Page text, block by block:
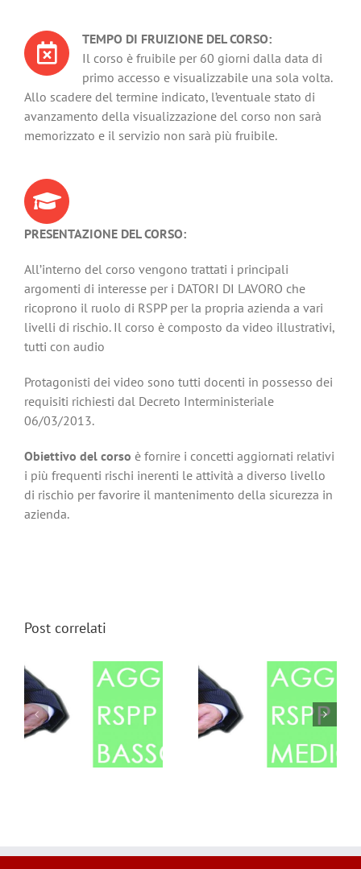
TEMPO DI FRUIZIONE DEL CORSO:
Il corso è fruibile per 60 giorni dalla data di
primo accesso e visualizzabile una sola volta.
Allo scadere del termine indicato, l’eventuale stato di
avanzamento della visualizzazione del corso non sarà
memorizzato e il servizio non sarà più fruibile.
PRESENTAZIONE DEL CORSO:
All’interno del corso vengono trattati i principali
argomenti di interesse per i DATORI DI LAVORO che
ricoprono il ruolo di RSPP per la propria azienda a vari
livelli di rischio. Il corso è composto da video illustrativi,
tutti con audio
Protagonisti dei video sono tutti docenti in possesso dei
requisiti richiesti dal Decreto Interministeriale
06/03/2013.
Obiettivo del corso è fornire i concetti aggiornati relativi
i più frequenti rischi inerenti le attività a diverso livello
di rischio per favorire il mantenimento della sicurezza in
azienda.
Post correlati
AGGIORNAMENTO
RSPP-DATORI DI
RISCHIO (10 ore)
CORSO DI
AGGIORNAMENTO SU
| ADDETTI UFFICI (6
ore)